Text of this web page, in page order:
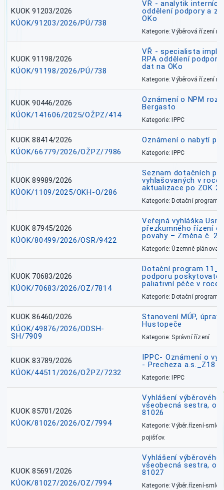
KUOK 91203/2026
KÚOK/91203/2026/PÚ/738
VŘ - analytik
oddělení podpory a
OKo
Kategorie: Výběrová řízení
KUOK 91198/2026
KÚOK/91198/2026/PÚ/738
VŘ - specialista
RPA oddělení
dat na OKo
Kategorie: Výběrová řízení
KUOK 90446/2026
KÚOK/141606/2025/OŽPZ/414
Oznámení o NPM
Bergasto
Kategorie: IPPC
KUOK 88414/2026
KÚOK/66779/2026/OŽPZ/7986
Oznámení o nabytí
Kategorie: IPPC
KUOK 89989/2026
KÚOK/1109/2025/OKH-O/286
Seznam dotačních
vyhlašovaných v roce
aktualizace po ZOK
Kategorie: Dotační
KUOK 87945/2026
KÚOK/80499/2026/OSR/9422
Veřejná vyhláška
přezkumného řízení
povahy – Změna č. 2
Kategorie: Územně
KUOK 70683/2026
KÚOK/70683/2026/OZ/7814
Dotační program
podporu
paliativní péče v roce
Kategorie: Dotační
KUOK 86460/2026
KÚOK/49876/2026/ODSH-
SH/7909
Stanovení MÚP,
Hustopeče
Kategorie: Správní řízení
KUOK 83789/2026
KÚOK/44511/2026/OŽPZ/7232
IPPC- Oznámení o
- Precheza a.s._Z18
Kategorie: IPPC
KUOK 85701/2026
KÚOK/81026/2026/OZ/7994
Vyhlášení
všeobecná sestra,
81026
Kategorie: Výběr.řízení-
pojišťov.
KUOK 85691/2026
KÚOK/81027/2026/OZ/7994
Vyhlášení
všeobecná sestra,
81027
Kategorie: Výběr.řízení-